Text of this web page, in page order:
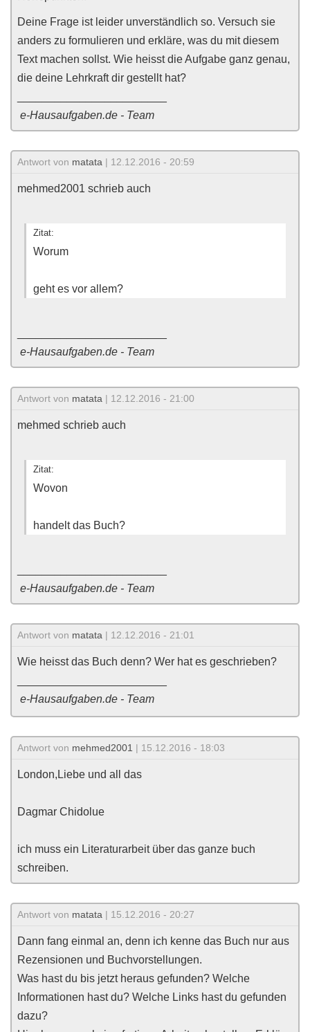
Deine Frage ist leider unverständlich so. Versuch sie
anders zu formulieren und erkläre, was du mit diesem
Text machen sollst. Wie heisst die Aufgabe ganz genau,
die deine Lehrkraft dir gestellt hat?
e-Hausaufgaben.de - Team
Antwort von matata | 12.12.2016 - 20:59
mehmed2001 schrieb auch
Zitat:
Worum
geht es vor allem?
e-Hausaufgaben.de - Team
Antwort von matata | 12.12.2016 - 21:00
mehmed schrieb auch
Zitat:
Wovon
handelt das Buch?
e-Hausaufgaben.de - Team
Antwort von matata | 12.12.2016 - 21:01
Wie heisst das Buch denn? Wer hat es geschrieben?
e-Hausaufgaben.de - Team
Antwort von mehmed2001 | 15.12.2016 - 18:03
London,Liebe und all das
Dagmar Chidolue
ich muss ein Literaturarbeit über das ganze buch
schreiben.
Antwort von matata | 15.12.2016 - 20:27
Dann fang einmal an, denn ich kenne das Buch nur aus
Rezensionen und Buchvorstellungen.
Was hast du bis jetzt heraus gefunden? Welche
Informationen hast du? Welche Links hast du gefunden
dazu?